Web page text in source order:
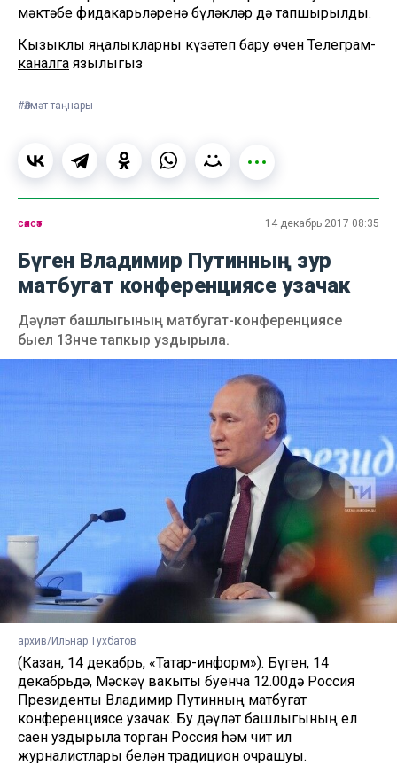
мәктәбе фидакарьләренә бүләкләр дә тапшырылды.
Кызыклы яңалыкларны күзәтеп бару өчен Телеграм-
каналга язылыгыз
#Әлмәт таңнары
сәясәт 14 декабрь 2017 08:35
Бүген Владимир Путинның зур
матбугат конференциясе узачак
Дәүләт башлыгының матбугат-конференциясе
быел 13нче тапкыр уздырыла.
архив/Ильнар Тухбатов
(Казан, 14 декабрь, «Татар-информ»). Бүген, 14
декабрьдә, Мәскәү вакыты буенча 12.00дә Россия
Президенты Владимир Путинның матбугат
конференциясе узачак. Бу дәүләт башлыгының ел
саен уздырыла торган Россия һәм чит ил
журналистлары белән традицион очрашуы.